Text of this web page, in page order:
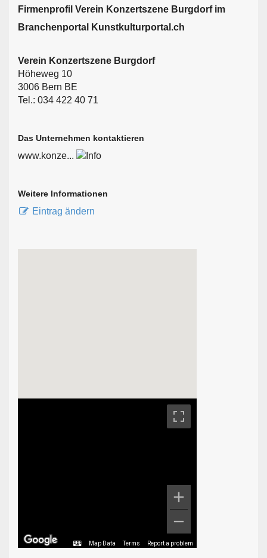
Firmen­profil Verein Konzertszene Burgdorf im
Branchen­portal Kunstkulturportal.ch
Verein Konzertszene Burgdorf
Höheweg 10
3006 Bern BE
Tel.: 034 422 40 71
Das Unternehmen kontaktieren
www.konze...
Weitere Informationen
Eintrag ändern
Map Data Terms Report a problem